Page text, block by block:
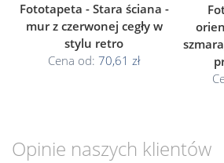
Fototapeta - Stara ściana -
mur z czerwonej cegły w
stylu retro
Cena od: 70,61 zł
Opinie naszych klientów